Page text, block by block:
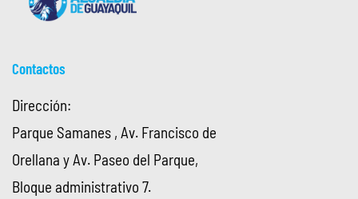
Contactos
Dirección:
Parque Samanes , Av. Francisco de
Orellana y Av. Paseo del Parque,
Bloque administrativo 7.